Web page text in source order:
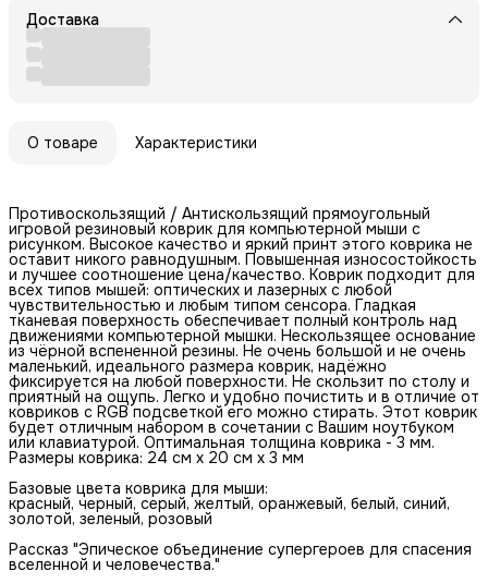
Доставка
О товаре Характеристики
Противоскользящий / Антискользящий прямоугольный
игровой резиновый коврик для компьютерной мыши с
рисунком. Высокое качество и яркий принт этого коврика не
оставит никого равнодушным. Повышенная износостойкость
и лучшее соотношение цена/качество. Коврик подходит для
всех типов мышей: оптических и лазерных с любой
чувствительностью и любым типом сенсора. Гладкая
тканевая поверхность обеспечивает полный контроль над
движениями компьютерной мышки. Нескользящее основание
из чёрной вспененной резины. Не очень большой и не очень
маленький, идеального размера коврик, надёжно
фиксируется на любой поверхности. Не скользит по столу и
приятный на ощупь. Легко и удобно почистить и в отличие от
ковриков с RGB подсветкой его можно стирать. Этот коврик
будет отличным набором в сочетании с Вашим ноутбуком
или клавиатурой. Оптимальная толщина коврика - 3 мм.
Размеры коврика: 24 см x 20 см x 3 мм
Базовые цвета коврика для мыши:
красный, черный, серый, желтый, оранжевый, белый, синий,
золотой, зеленый, розовый
Рассказ "Эпическое объединение супергероев для спасения
вселенной и человечества."